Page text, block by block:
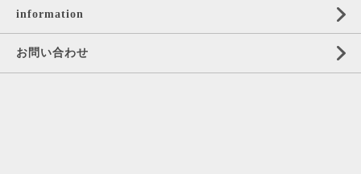
information
お問い合わせ